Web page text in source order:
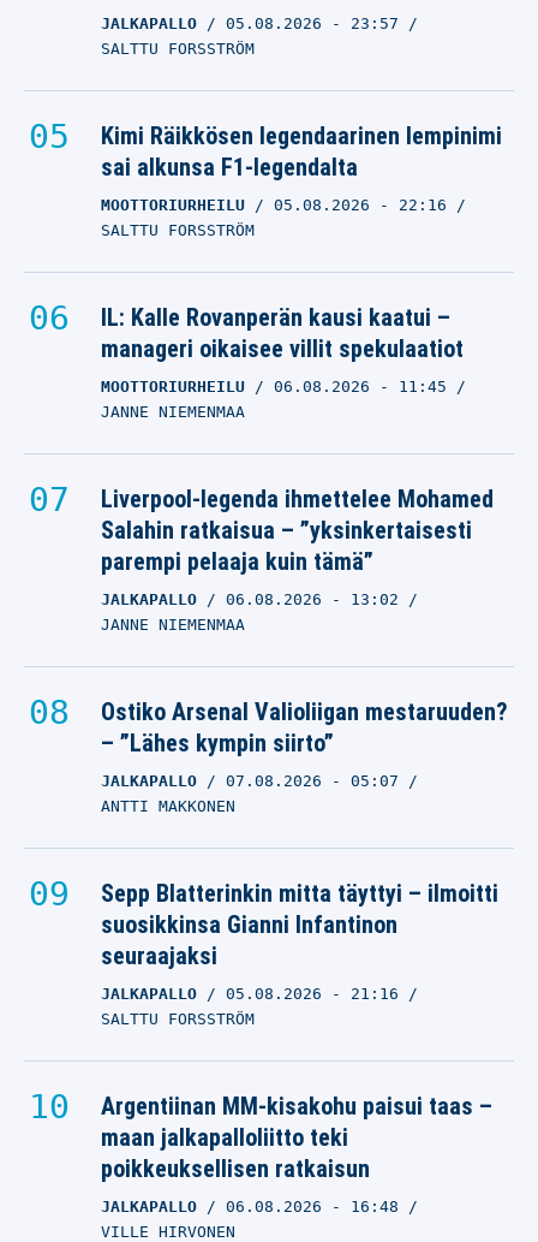
JALKAPALLO 05.08.2026 - 23:57
SALTTU FORSSTRÖM
Kimi Räikkösen legendaarinen lempinimi
sai alkunsa F1-legendalta
MOOTTORIURHEILU 05.08.2026 - 22:16
SALTTU FORSSTRÖM
IL: Kalle Rovanperän kausi kaatui –
manageri oikaisee villit spekulaatiot
MOOTTORIURHEILU 06.08.2026 - 11:45
JANNE NIEMENMAA
Liverpool-legenda ihmettelee Mohamed
Salahin ratkaisua – ”yksinkertaisesti
parempi pelaaja kuin tämä”
JALKAPALLO 06.08.2026 - 13:02
JANNE NIEMENMAA
Ostiko Arsenal Valioliigan mestaruuden?
– ”Lähes kympin siirto”
JALKAPALLO 07.08.2026 - 05:07
ANTTI MAKKONEN
Sepp Blatterinkin mitta täyttyi – ilmoitti
suosikkinsa Gianni Infantinon
seuraajaksi
JALKAPALLO 05.08.2026 - 21:16
SALTTU FORSSTRÖM
Argentiinan MM-kisakohu paisui taas –
maan jalkapalloliitto teki
poikkeuksellisen ratkaisun
JALKAPALLO 06.08.2026 - 16:48
VILLE HIRVONEN